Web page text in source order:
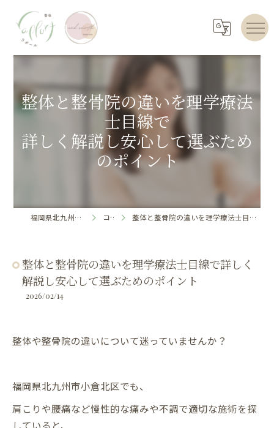
整体と整骨院の違いを理学療法
士目線で
詳しく解説し安心して選ぶため
のポイント
福岡県北九州のエステならrapport コラム 整体と整骨院の違いを理学療法士目線で詳しく解説し安心して選ぶためのポイント
整体と整骨院の違いを理学療法士目線で詳しく
解説し安心して選ぶためのポイント
2026/02/14
整体や整骨院の違いについて迷っていませんか？
福岡県北九州市小倉北区でも、
肩こりや腰痛など慢性的な痛みや不調で適切な施術を探
していると、